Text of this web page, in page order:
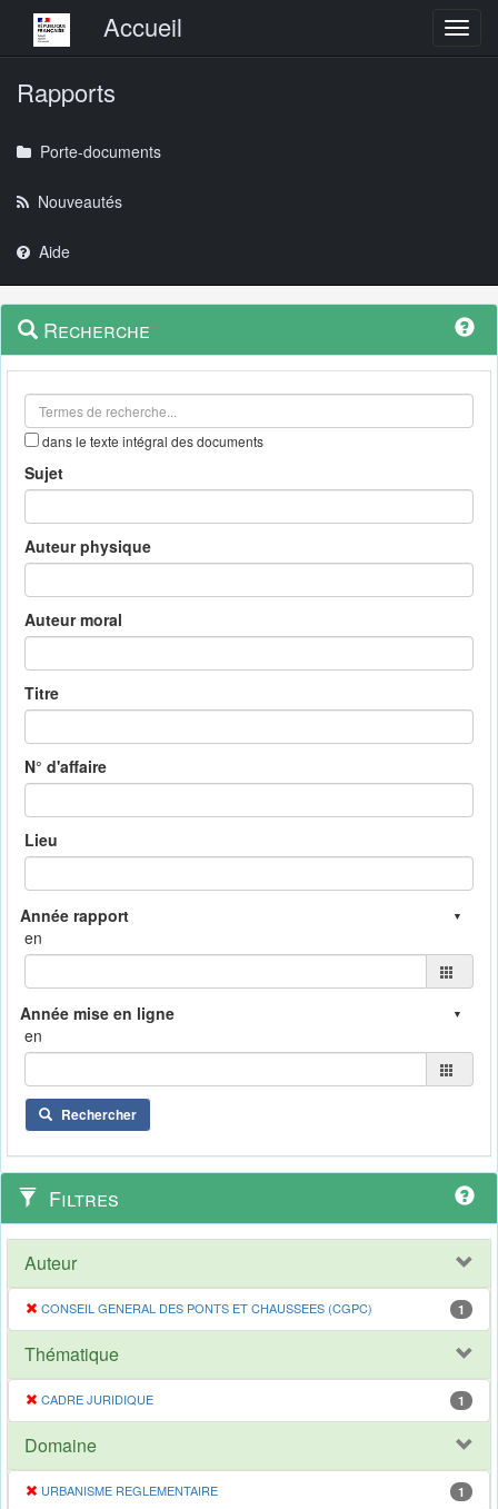
Menu principalAccueil
Rapports
Porte-documents
Nouveautés
Aide
Navigation
outils
Menu
contextuel
Recherche
dans le texte intégral des documents
Sujet
Auteur physique
Auteur moral
Titre
N° d'affaire
Lieu
en
en
Rechercher
Filtres
Auteur
CONSEIL GENERAL DES PONTS ET CHAUSSEES (CGPC) 1
Thématique
CADRE JURIDIQUE 1
Domaine
URBANISME REGLEMENTAIRE 1